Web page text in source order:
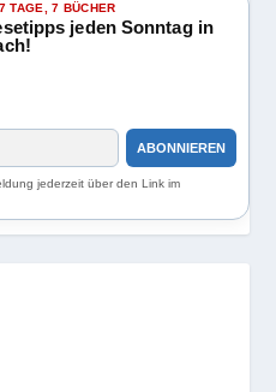
TAGE, 7 BÜCHER
jeden Sonntag in
ABONNIEREN
jederzeit über den Link im